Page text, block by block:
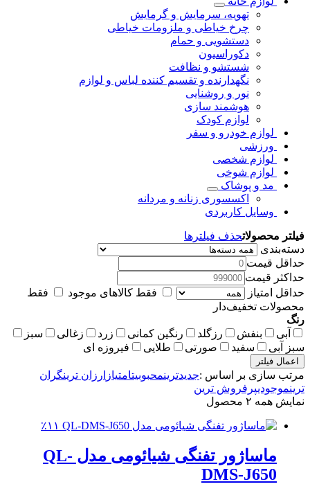
تهویه، سرمایش و گرمایش
چرخ خیاطی و ملزومات خیاطی
دستشویی و حمام
دکوراسیون
شستشو و نظافت
نگهدارنده و تقسیم کننده لباس و لوازم
نور و روشنایی
هوشمند سازی
لوازم کودک
لوازم خودرو و سفر
ورزشی
لوازم شخصی
لوازم شوخی
مد و پوشاک
اکسسوری زنانه و مردانه
وسایل کاربردی
فیلتر محصولاتحذف فیلترها
دسته‌بندی
حداقل قیمت
حداکثر قیمت
حداقل امتیاز
فقط کالاهای موجود
فقط
محصولات تخفیف‌دار
رنگ
آبی
بنفش رزگلد رنگین کمانی زرد زغالی
سبز
سبز آبی
سفید صورتی طلایی فیروزه ای
اعمال فیلتر
مرتب سازی بر اساس :جدیدترینمحبوبیتامتیاز ارزان ترینگران
ترینموجودیپرفروش ترین
نمایش همه ۲ محصول
٪۱۱
ماساژور تفنگی شیائومی مدل QL-
DMS-J650